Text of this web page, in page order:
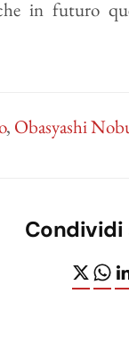
in futuro
, Obasyashi
Condividi